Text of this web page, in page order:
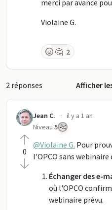
merci par avance
Violaine G.
🤔 2
2 réponses Afficher
0
Jean C. · il y a 1 an
Niveau 5
@Violaine G. Pour
l'OPCO sans
Échanger des e-
où l'OPCO
webinaire prévu.